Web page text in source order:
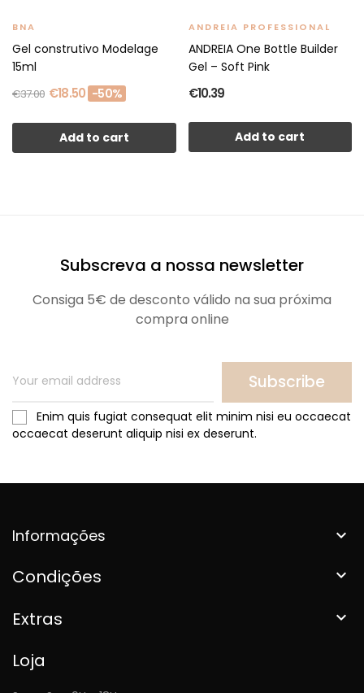
BNA
Gel construtivo Modelage
15ml
€37.00 €18.50 -50%
Add to cart
ANDREIA PROFESSIONAL
ANDREIA One Bottle Builder
Gel – Soft Pink
€10.39
Add to cart
Subscreva a nossa newsletter
Consiga 5€ de desconto válido na sua próxima
compra online
Subscribe
Enim quis fugiat consequat elit minim nisi eu occaecat
occaecat deserunt aliquip nisi ex deserunt.
Informações 
Condições 
Extras 
Loja